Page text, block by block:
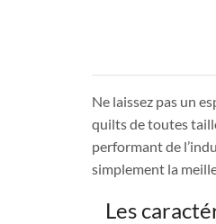
Ne laissez pas un
quilts de toutes
performant de
simplement la
Les